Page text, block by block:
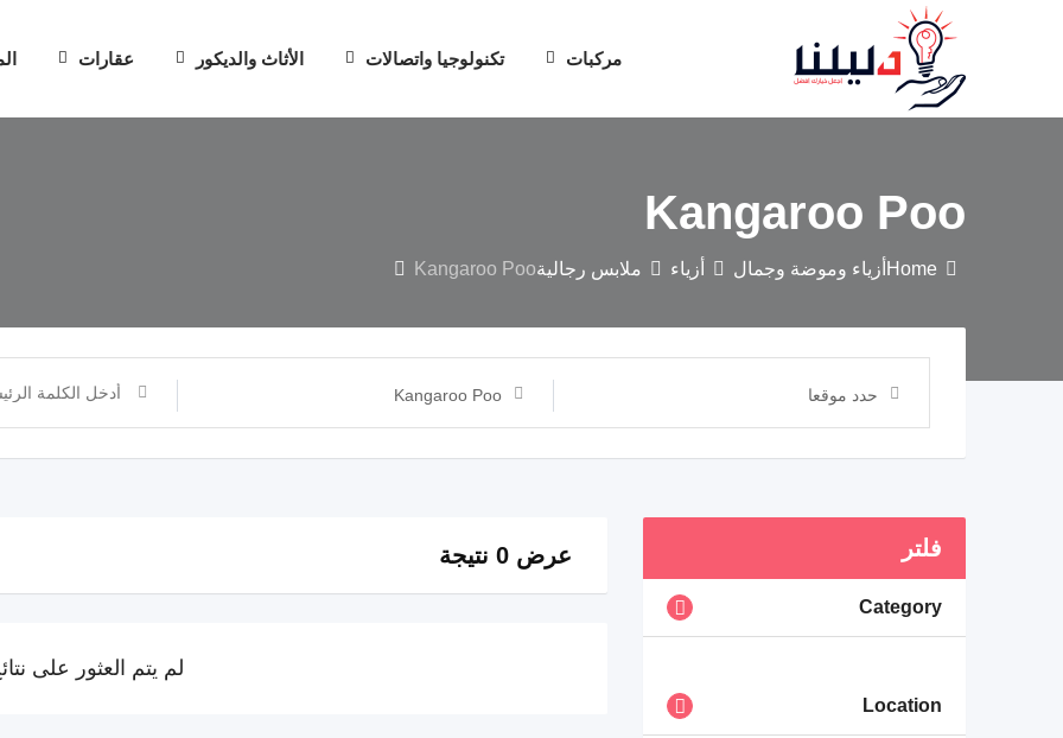
مركبات تكنولوجيا واتصالات الأثاث والديكور عقارات
Kangaroo Poo
Home أزياء وموضة وجمال أزياء ملابس رجاليةKangaroo Poo
حدد موقعا Kangaroo Poo
فلتر
Category
Location
عرض 0 نتيجة
لم يتم العثور على